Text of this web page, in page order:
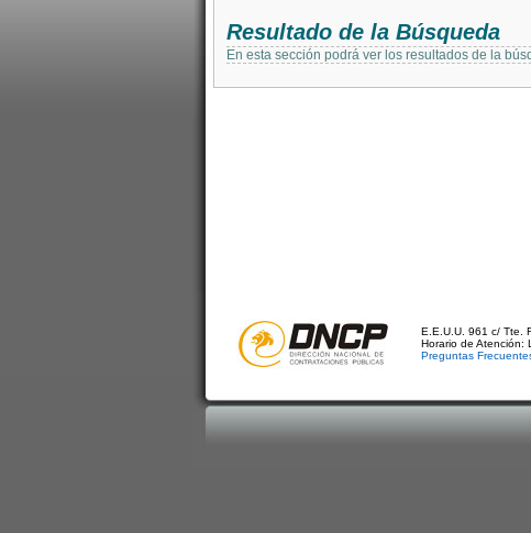
Resultado de la Búsqueda
En esta sección podrá ver los resultados de la
E.E.U.U. 961 c/ Tte.
Horario de Atención:
Preguntas